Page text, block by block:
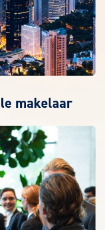
makelaar